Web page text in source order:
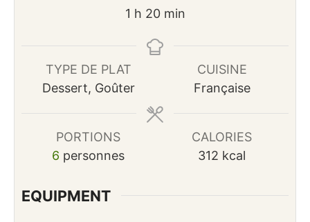
1 heure
h 20minutes
min
TYPE DE PLAT
Dessert, Goûter
CUISINE
Française
PORTIONS
6 personnes
CALORIES
312 kcal
EQUIPMENT